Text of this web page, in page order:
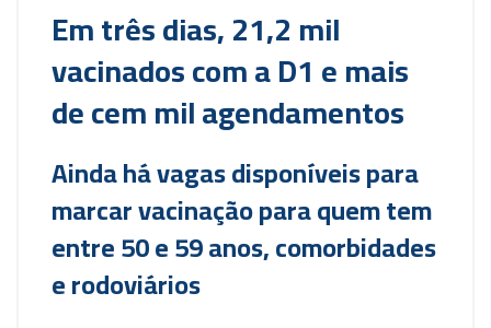
Em três dias, 21,2 mil
vacinados com a D1 e mais
de cem mil agendamentos
Ainda há vagas disponíveis para
marcar vacinação para quem tem
entre 50 e 59 anos, comorbidades
e rodoviários